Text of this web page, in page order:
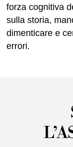
forza cognitiva
sulla storia,
dimenticare e
errori.